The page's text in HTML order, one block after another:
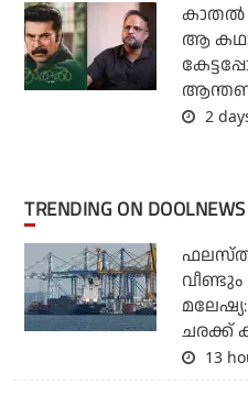
കാതൽ
ആ
2
TRENDING ON DOOLNEWS
വീണ്ടും
ചരക്ക്
13